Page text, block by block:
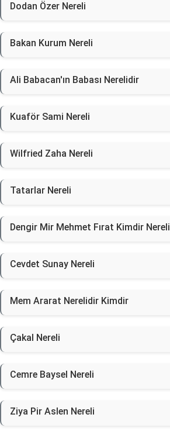
Dodan Özer Nereli
Bakan Kurum Nereli
Ali Babacan'ın Babası Nerelidir
Kuaför Sami Nereli
Wilfried Zaha Nereli
Tatarlar Nereli
Dengir Mir Mehmet Fırat Kimdir Nereli
Cevdet Sunay Nereli
Mem Ararat Nerelidir Kimdir
Çakal Nereli
Cemre Baysel Nereli
Ziya Pir Aslen Nereli